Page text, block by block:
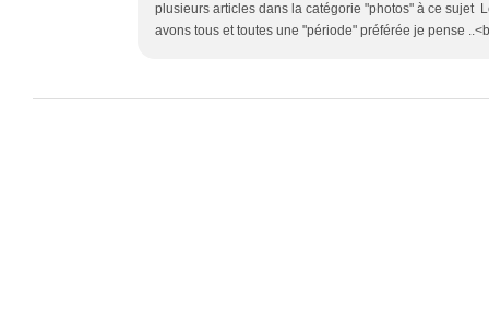
plusieurs articles dans la catégorie "photos" à ce sujet
avons tous et toutes une "période" préférée je pense